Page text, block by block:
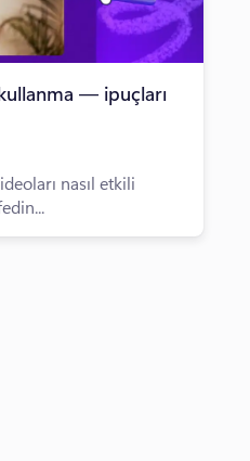
— ipuçları
nasıl etkili